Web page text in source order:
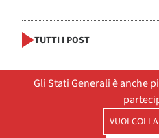
TUTTI I POST
Gli Stati Generali è anche
VUOI